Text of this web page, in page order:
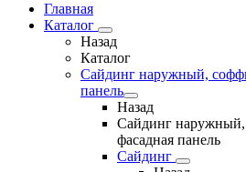
Главная
Каталог
Назад
Каталог
Сайдинг наружный,
панель
Назад
Сайдинг наружный,
фасадная панель
Сайдинг